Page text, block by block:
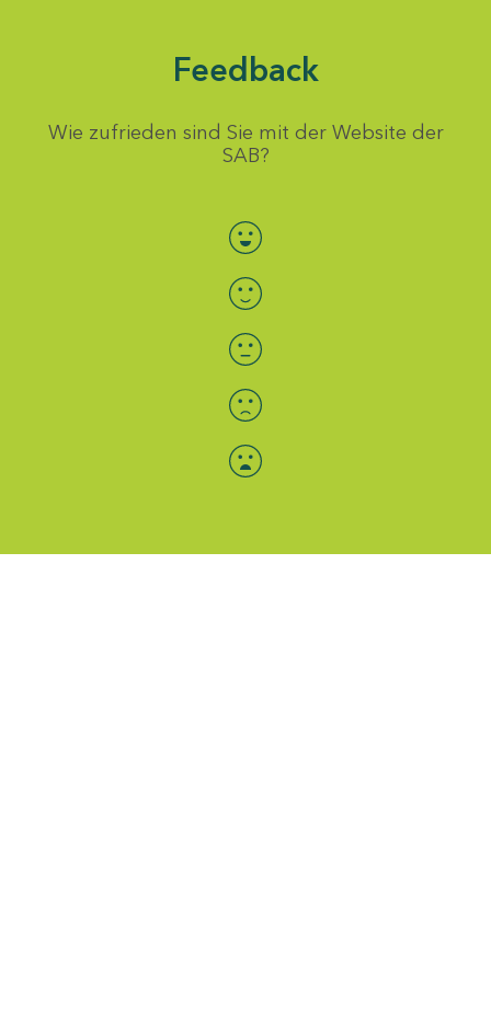
Feedback
Wie zufrieden sind Sie mit der Website der
SAB?
Bewertung auswählen